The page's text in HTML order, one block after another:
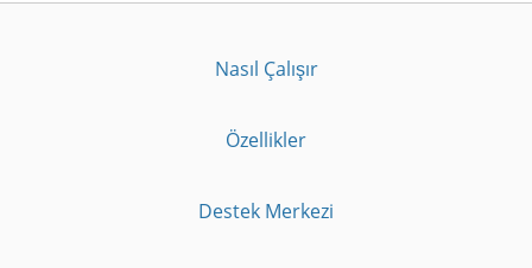
Nasıl Çalışır
Özellikler
Destek Merkezi